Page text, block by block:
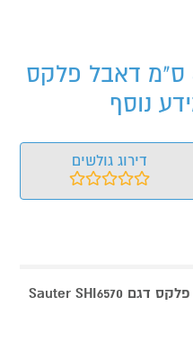
כיריים אינדוקציה 60 ס"מ דאבל פלקס
דירוג גולשים
כיריים אינדוקציה 60 ס"מ דאבל פלקס דגם Sauter SHI6570